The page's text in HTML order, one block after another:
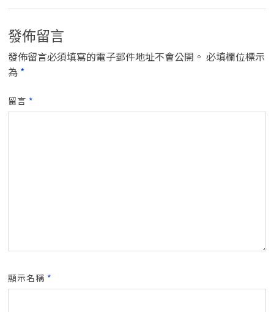
發佈留言
發佈留言必須填寫的電子郵件地址不會公開。 必填欄位標示
為 *
留言 *
顯示名稱 *